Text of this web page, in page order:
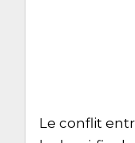
Le conflit